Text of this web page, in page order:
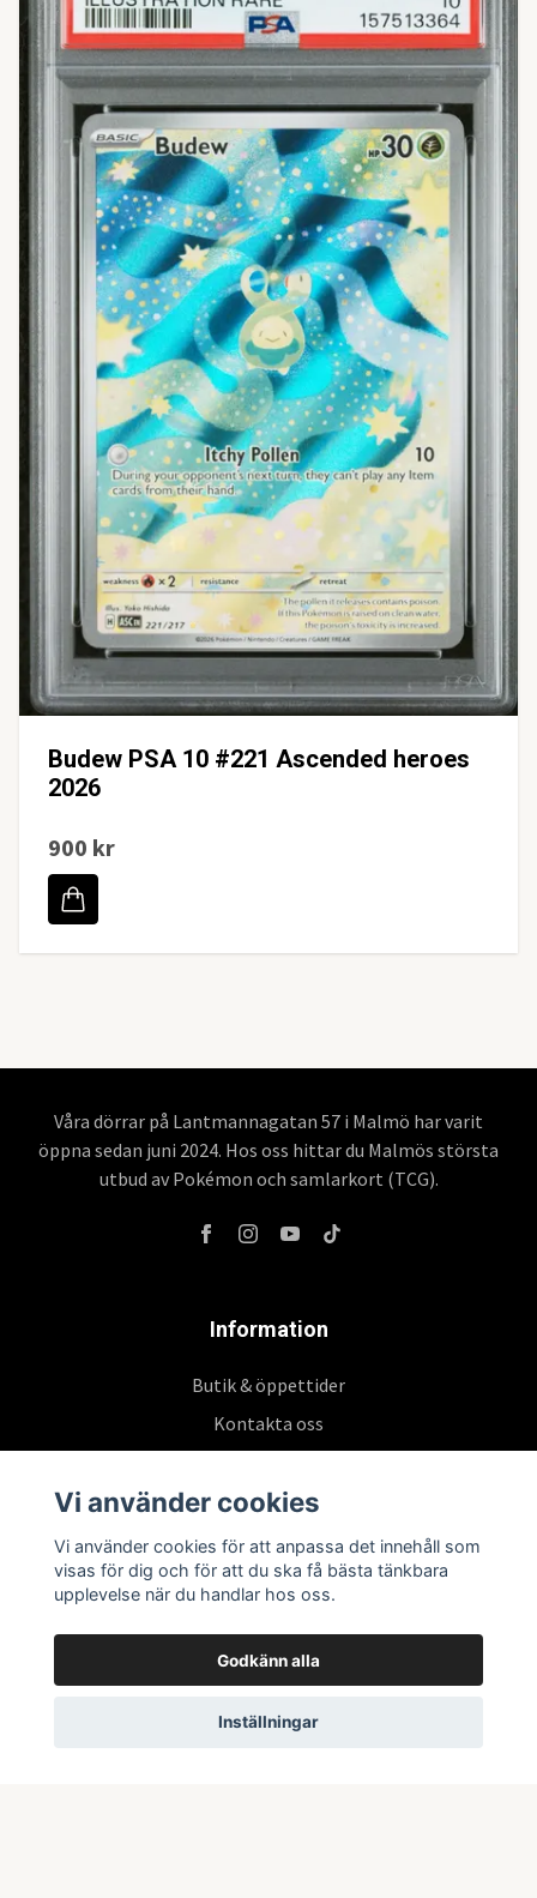
Budew PSA 10 #221 Ascended heroes
2026
900 kr
Våra dörrar på Lantmannagatan 57 i Malmö har varit
öppna sedan juni 2024. Hos oss hittar du Malmös största
utbud av Pokémon och samlarkort (TCG).
Information
Butik & öppettider
Kontakta oss
Prenumerera på vårt nyhetsbrev
Vi använder cookies
Vi använder cookies för att anpassa det innehåll som
visas för dig och för att du ska få bästa tänkbara
upplevelse när du handlar hos oss.
Godkänn alla
Inställningar